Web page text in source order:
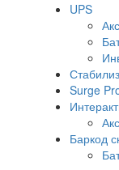
UPS
Surge
Баркод